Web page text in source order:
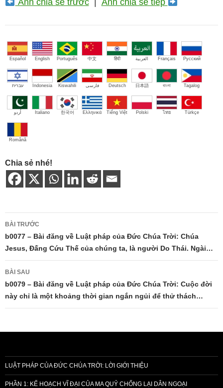
Ảnh chia sẻ trước| Ảnh chia sẻ tiếp
Español English Português 中文 हिंदी العربية Français Русский
עברית Indonesia Kiswahili فارسی Deutsch 日本語 বাংলা Tagalog
اُردو Italiano 한국어 Ελληνικά Tiếng Việt Polski ไทย Türkçe
Română
Chia sẻ nhé!
Điều
hướng
bài
viết
BÀI TRƯỚC
b0077 – Bài đăng về Luật pháp của Đức Chúa Trời: Chúa
Jesus, Đấng Cứu Thế của chúng ta, là người Do Thái. Ngài…
BÀI SAU
b0079 – Bài đăng về Luật pháp của Đức Chúa Trời: Cuộc đời
này chỉ là một khoảng thời gian ngắn ngủi để thử thách…
LUẬT PHÁP CỦA ĐỨC CHÚA TRỜI: LỜI GIỚI THIỆU
PHẦN 1: KẾ HOẠCH VĨ ĐẠI CỦA MA QUỶ CHỐNG LẠI DÂN NGOẠI